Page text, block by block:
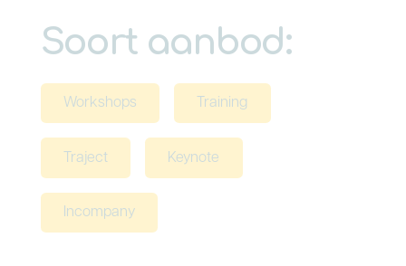
Soort aanbod:
Workshops Training
Traject Keynote
Incompany